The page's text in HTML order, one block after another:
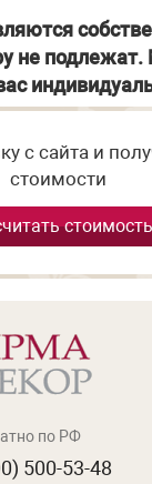
не
с сайта и
стоимости
стоимость
по РФ
500-53-48